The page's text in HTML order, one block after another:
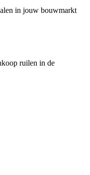
in jouw bouwmarkt
ruilen in de